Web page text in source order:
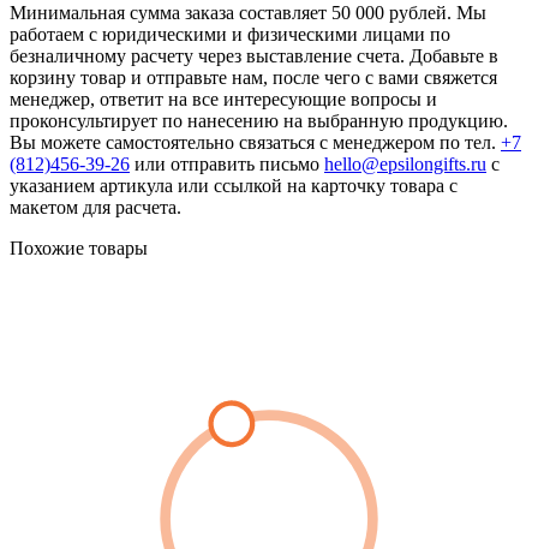
Минимальная сумма заказа составляет 50 000 рублей. Мы
работаем с юридическими и физическими лицами по
безналичному расчету через выставление счета. Добавьте в
корзину товар и отправьте нам, после чего с вами свяжется
менеджер, ответит на все интересующие вопросы и
проконсультирует по нанесению на выбранную продукцию.
Вы можете самостоятельно связаться с менеджером по тел. +7
(812)456-39-26 или отправить письмо hello@epsilongifts.ru с
указанием артикула или ссылкой на карточку товара с
макетом для расчета.
Похожие товары